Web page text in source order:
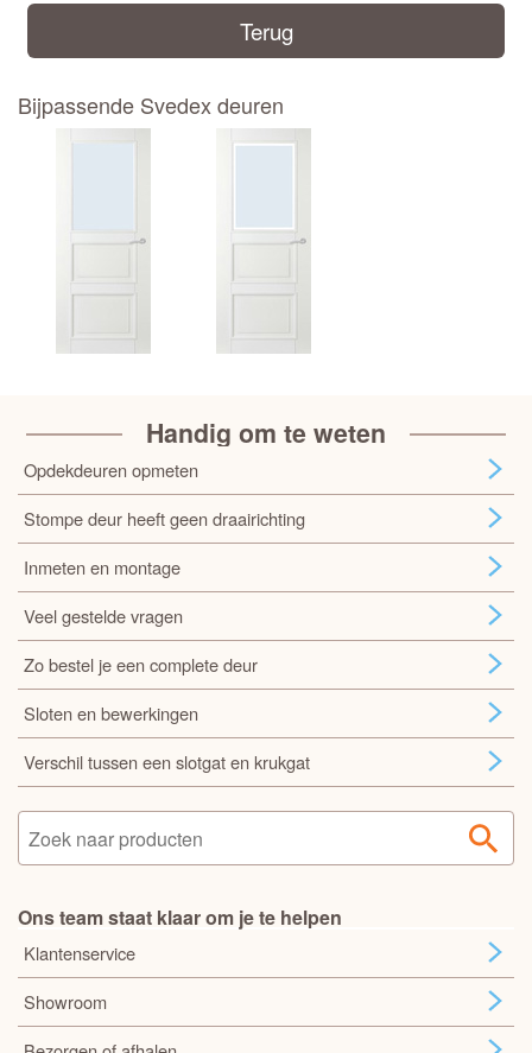
Terug
Bijpassende Svedex deuren
Handig om te weten
Opdekdeuren opmeten
Stompe deur heeft geen draairichting
Inmeten en montage
Veel gestelde vragen
Zo bestel je een complete deur
Sloten en bewerkingen
Verschil tussen een slotgat en krukgat
Ons team staat klaar om je te helpen
Klantenservice
Showroom